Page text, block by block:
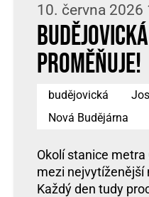
10. června 2026
proměňuje!
budějovická
Nová Budějárna
Okolí stanice
mezi nejvytíženější
Každý den tudy